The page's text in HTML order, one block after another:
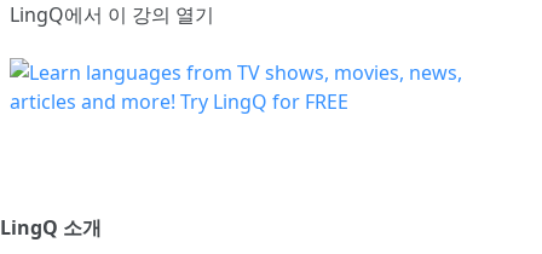
LingQ에서 이 강의 열기
LingQ 소개